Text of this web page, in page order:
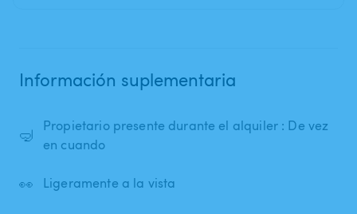
Información suplementaria
🤿
Propietario presente durante el alquiler : De vez
en cuando
👀 Ligeramente a la vista